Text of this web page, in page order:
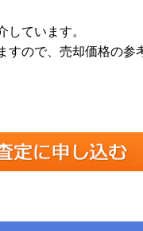
ています。
すので、売却価格の参